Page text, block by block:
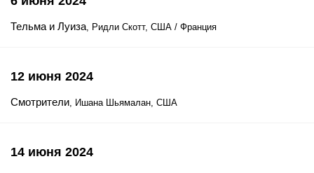
Тельма и Луиза, Ридли Скотт, США / Франция
12 июня 2024
Смотрители, Ишана Шьямалан, США
14 июня 2024